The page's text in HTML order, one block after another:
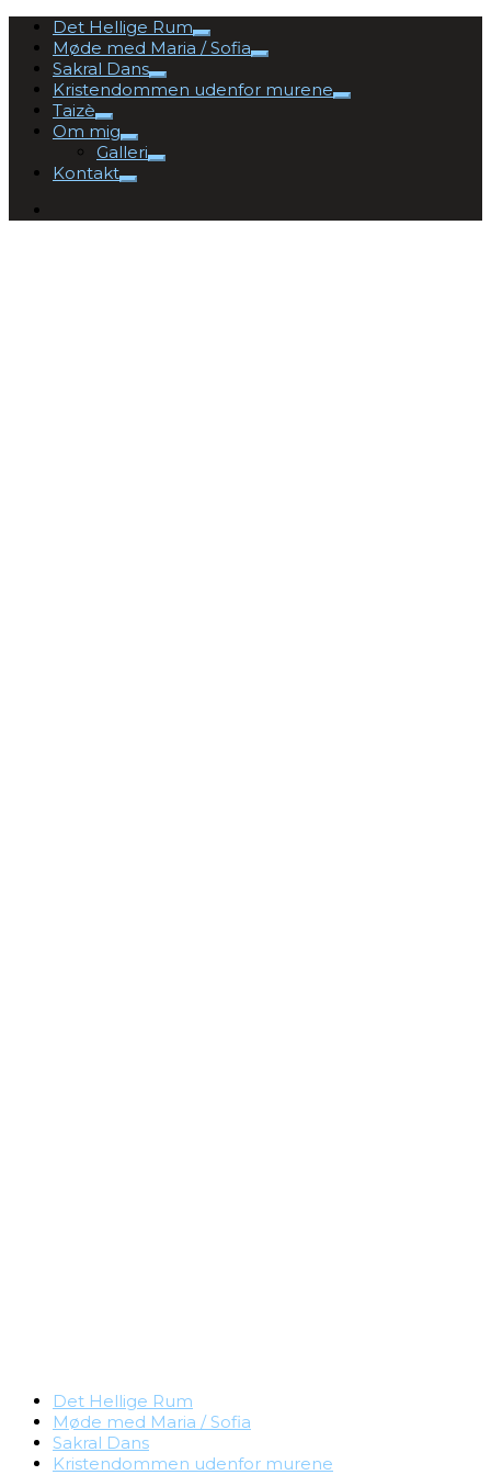
Det Hellige Rum
Møde med Maria / Sofia
Sakral Dans
Kristendommen udenfor murene
Taizè
Om mig
Galleri
Kontakt
Det Hellige Rum
Møde med Maria / Sofia
Sakral Dans
Kristendommen udenfor murene